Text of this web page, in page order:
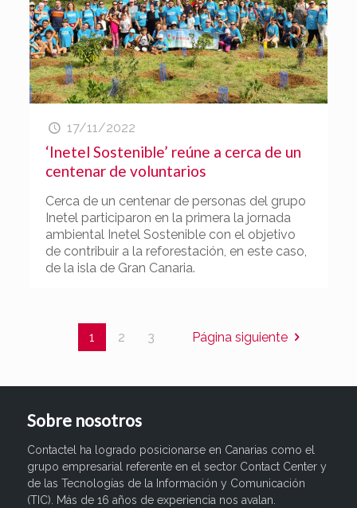
17/11/2022
‘Inetel Sostenible’ reúne a cerca de un
centenar de voluntarios
Cerca de un centenar de personas del grupo
Inetel participaron en la primera la jornada
ambiental Inetel Sostenible con el objetivo
de contribuir a la reforestación, en este caso,
de la isla de Gran Canaria.
1 2 3 Página siguiente
Sobre nosotros
Contactel ha logrado posicionarse en Canarias como el
grupo empresarial referente en el sector Contact Center y
de las Tecnologías de la Información y Comunicación
(TIC). Más de 16 años de experiencia nos avalan.